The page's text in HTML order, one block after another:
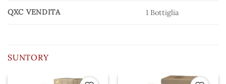
QXC VENDITA 1 Bottiglia
SUNTORY